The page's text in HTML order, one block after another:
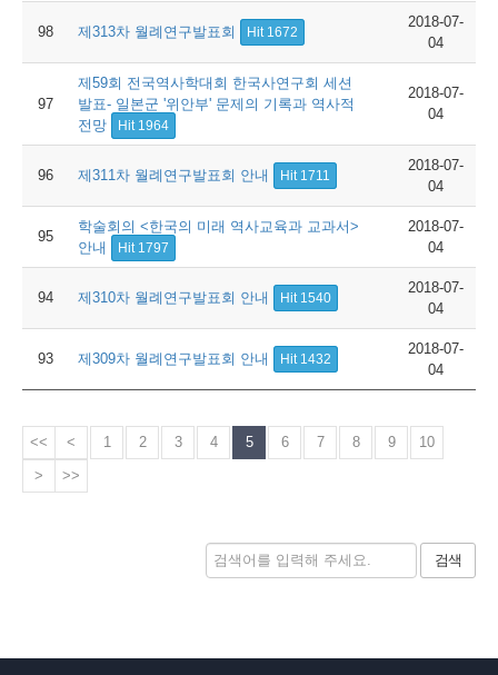
98 제313차 월례연구발표회 Hit 1672
2018-07-
04
97
제59회 전국역사학대회 한국사연구회 세션
발표- 일본군 '위안부' 문제의 기록과 역사적
전망
Hit 1964
2018-07-
04
96 제311차 월례연구발표회 안내 Hit 1711
2018-07-
04
95
학술회의 <한국의 미래 역사교육과 교과서>
안내
Hit 1797
2018-07-
04
94 제310차 월례연구발표회 안내 Hit 1540
2018-07-
04
93 제309차 월례연구발표회 안내 Hit 1432
2018-07-
04
<< < 1 2 3 4 5 6 7 8 9
10
>
>>
검색